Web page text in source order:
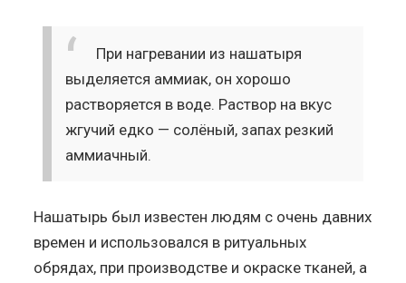
При нагревании из нашатыря
выделяется аммиак, он хорошо
растворяется в воде. Раствор на вкус
жгучий едко — солёный, запах резкий
аммиачный.
Нашатырь был известен людям с очень давних
времен и использовался в ритуальных
обрядах, при производстве и окраске тканей, а